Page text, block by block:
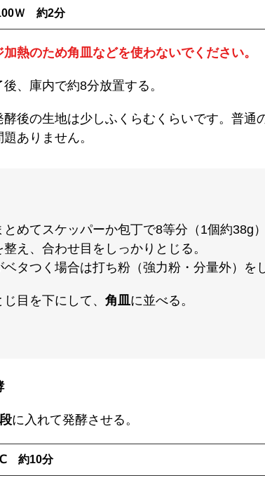
Ｗ 約2分
熱のため角皿などを使わないでください。
、庫内で約8分放置する。
後の生地は少しふくらむくらいです。普通
ありません。
とめてスケッパーか包丁で8等分（1個約38g
え、合わせ目をしっかりとじる。
ベタつく場合は打ち粉（強力粉・分量外）を
目を下にして、 角皿に並べる。
に入れて発酵させる。
約10分